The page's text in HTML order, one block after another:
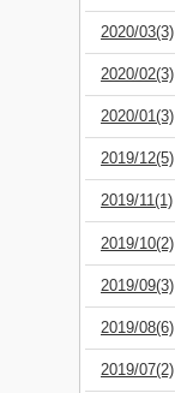
2020/03(3)
2020/02(3)
2020/01(3)
2019/12(5)
2019/11(1)
2019/10(2)
2019/09(3)
2019/08(6)
2019/07(2)